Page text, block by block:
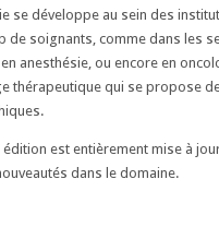
se développe au sein des
de soignants, comme dans les
anesthésie, ou encore en
thérapeutique qui se propose
édition est entièrement mise à
dans le domaine.